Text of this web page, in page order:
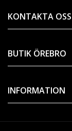
KONTAKTA OSS
BUTIK ÖREBRO
INFORMATION